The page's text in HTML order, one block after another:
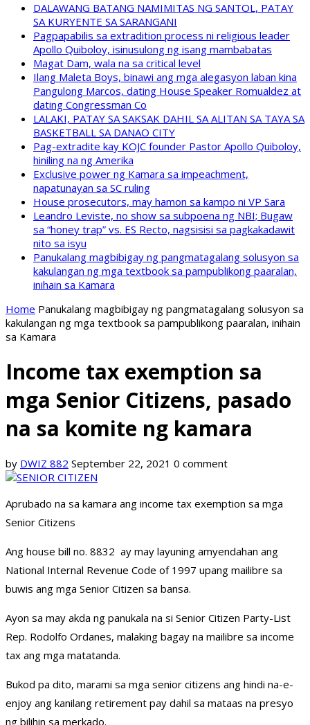
DALAWANG BATANG NAMIMITAS NG SANTOL, PATAY
SA KURYENTE SA SARANGANI
Pagpapabilis sa extradition process ni religious leader
Apollo Quiboloy, isinusulong ng isang mambabatas
Magat Dam, wala na sa critical level
Ilang Maleta Boys, binawi ang mga alegasyon laban kina
Pangulong Marcos, dating House Speaker Romualdez at
dating Congressman Co
LALAKI, PATAY SA SAKSAK DAHIL SA ALITAN SA TAYA SA
BASKETBALL SA DANAO CITY
Pag-extradite kay KOJC founder Pastor Apollo Quiboloy,
hiniling na ng Amerika
Exclusive power ng Kamara sa impeachment,
napatunayan sa SC ruling
House prosecutors, may hamon sa kampo ni VP Sara
Leandro Leviste, no show sa subpoena ng NBI; Bugaw
sa “honey trap” vs. ES Recto, nagsisisi sa pagkakadawit
nito sa isyu
Panukalang magbibigay ng pangmatagalang solusyon sa
kakulangan ng mga textbook sa pampublikong paaralan,
inihain sa Kamara
Home Panukalang magbibigay ng pangmatagalang solusyon sa
kakulangan ng mga textbook sa pampublikong paaralan, inihain
sa Kamara
Income tax exemption sa
mga Senior Citizens, pasado
na sa komite ng kamara
by DWIZ 882 September 22, 2021 0 comment
Aprubado na sa kamara ang income tax exemption sa mga
Senior Citizens
Ang house bill no. 8832 ay may layuning amyendahan ang
National Internal Revenue Code of 1997 upang mailibre sa
buwis ang mga Senior Citizen sa bansa.
Ayon sa may akda ng panukala na si Senior Citizen Party-List
Rep. Rodolfo Ordanes, malaking bagay na mailibre sa income
tax ang mga matatanda.
Bukod pa dito, marami sa mga senior citizens ang hindi na-e-
enjoy ang kanilang retirement pay dahil sa mataas na presyo
ng bilihin sa merkado.